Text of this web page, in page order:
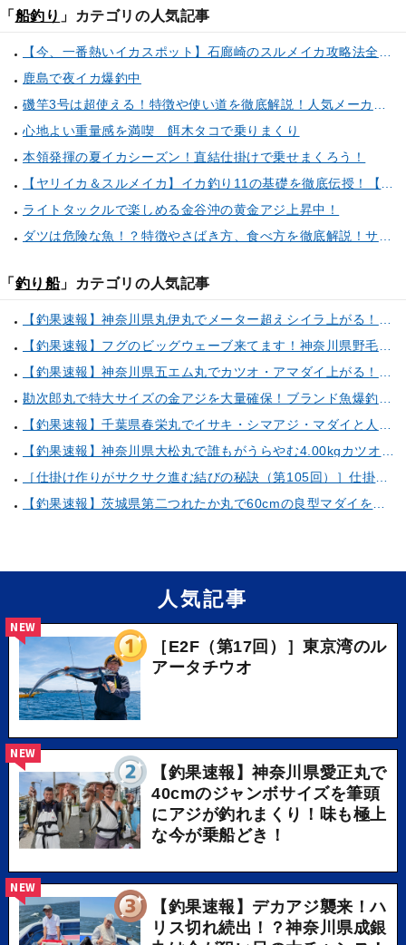
「 船釣り 」カテゴリの人気記事
【今、一番熱いイカスポット】石廊崎のスルメイカ攻略法全解説！（とび島丸／西伊豆 土肥恋人岬）
鹿島で夜イカ爆釣中
磯竿3号は超使える！特徴や使い道を徹底解説！人気メーカーのおすすめ磯竿もピックアップ！
心地よい重量感を満喫 餌木タコで乗りまくり
本領発揮の夏イカシーズン！直結仕掛けで乗せまくろう！
【ヤリイカ＆スルメイカ】イカ釣り11の基礎を徹底伝授！【中編】（喜平治丸／三浦半島剣崎間口港）
ライトタックルで楽しめる金谷沖の黄金アジ上昇中！
ダツは危険な魚！？特徴やさばき方、食べ方を徹底解説！サヨリとの見分け方もご紹介
「 釣り船」カテゴリの人気記事
【釣果速報】神奈川県丸伊丸でメーター超えシイラ上がる！夏の海のモンスターと勝負したいなら今すぐ予約を！
【釣果速報】フグのビッグウェーブ来てます！神奈川県野毛屋釣船店で38cmのショウサイフグGET！このチャンスを逃すな！
【釣果速報】神奈川県五エム丸でカツオ・アマダイ上がる！イトヨリ・カサゴ・鬼カサゴなどゲストも多種多様！充実の釣行をお約束します！
勘次郎丸で特大サイズの金アジを大量確保！ブランド魚爆釣の秘密は船長特製の「アレ」だった！【口コミ多数掲載】
【釣果速報】千葉県春栄丸でイサキ・シマアジ・マダイと人気魚種続々ゲット！いろいろな魚との出会いを楽しみたい人は即予約を！
【釣果速報】神奈川県大松丸で誰もがうらやむ4.00kgカツオをキャッチ！あなたも乗船して青物三昧しませんか？
［仕掛け作りがサクサク進む結びの秘訣（第105回）］仕掛け巻きの使い方②
【釣果速報】茨城県第二つれたか丸で60cmの良型マダイをキャッチ！アジのアタリも好調！人気者を一気にゲットできるリレー船が今、大人気！
人気記事
［E2F（第17回）］東京湾のル
アータチウオ
NEW
【釣果速報】神奈川県愛正丸で
40cmのジャンボサイズを筆頭
にアジが釣れまくり！味も極上
な今が乗船どき！
NEW
【釣果速報】デカアジ襲来！ハ
リス切れ続出！？神奈川県成銀
NEW